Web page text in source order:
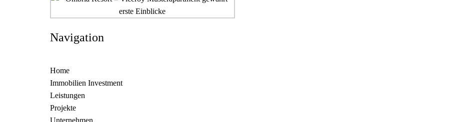
Navigation
Home
Immobilien Investment
Leistungen
Projekte